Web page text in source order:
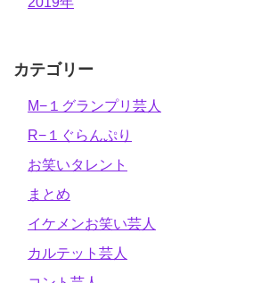
カテゴリー
M−１グランプリ芸人
R−１ぐらんぷり
お笑いタレント
まとめ
イケメンお笑い芸人
カルテット芸人